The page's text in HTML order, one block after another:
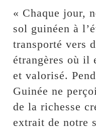
« Chaque jour,
sol guinéen à
transporté vers
étrangères où il
et valorisé.
Guinée ne
de la richesse
extrait de notre